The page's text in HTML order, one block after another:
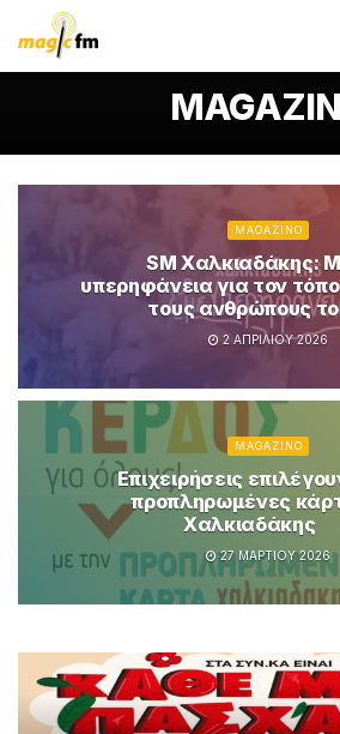
MAGAZINO
SM Χαλκιαδάκης:
υπερηφάνεια για τον
τους ανθρώπους
2 ΑΠΡΙΛΊΟΥ 2026
MAGAZINO
Επιχειρήσεις
προπληρωμένες
Χαλκιαδάκης
27 ΜΑΡΤΊΟΥ 2026